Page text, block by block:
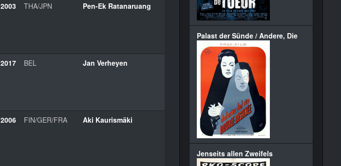
2003 THA/JPN Pen-Ek Ratanaruang
2017 BEL Jan Verheyen
2006 FIN/GER/FRA Aki Kaurismäki
Palast der Sünde / Andere, Die
Jenseits allen Zweifels